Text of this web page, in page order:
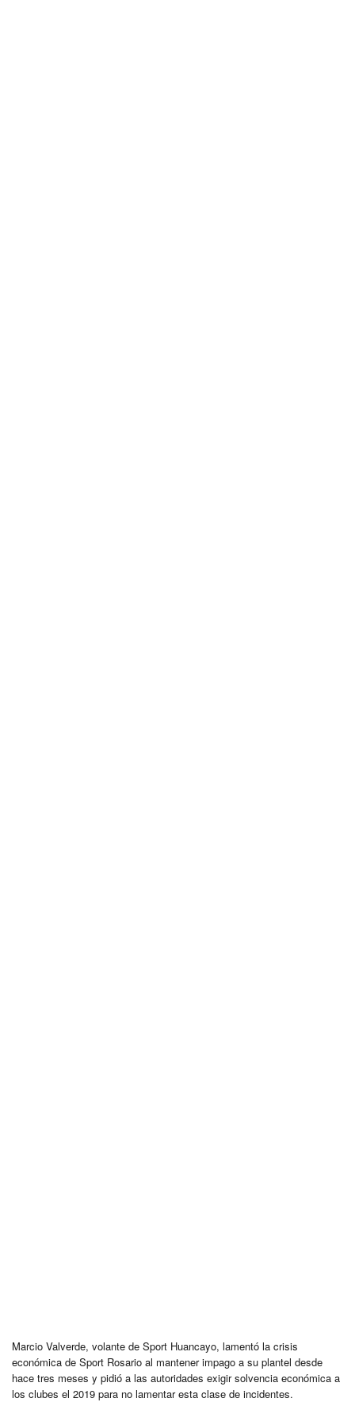
Marcio Valverde, volante de Sport Huancayo, lamentó la crisis
económica de Sport Rosario al mantener impago a su plantel desde
hace tres meses y pidió a las autoridades exigir solvencia económica a
los clubes el 2019 para no lamentar esta clase de incidentes.